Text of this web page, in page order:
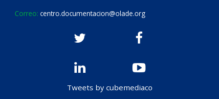
Correo: centro.documentacion@olade.org
Tweets by cubemediaco